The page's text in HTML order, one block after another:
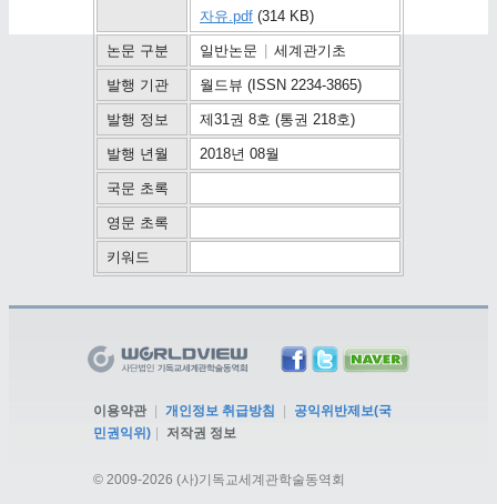
자유.pdf (314 KB)
논문 구분 일반논문 세계관기초
발행 기관 월드뷰 (ISSN 2234-3865)
발행 정보 제31권 8호 (통권 218호)
발행 년월 2018년 08월
국문 초록
영문 초록
키워드
이용약관 개인정보 취급방침
공익위반제보(국
민권익위)
저작권 정보
© 2009-2026 (사)기독교세계관학술동역회